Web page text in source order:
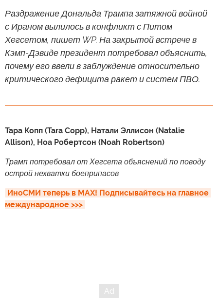
Раздражение Дональда Трампа затяжной войной
с Ираном вылилось в конфликт с Питом
Хегсетом, пишет WP. На закрытой встрече в
Кэмп-Дэвиде президент потребовал объяснить,
почему его ввели в заблуждение относительно
критического дефицита ракет и систем ПВО.
Тара Копп (Tara Copp), Натали Эллисон (Natalie
Allison), Ноа Робертсон (Noah Robertson)
Трамп потребовал от Хегсета объяснений по поводу
острой нехватки боеприпасов
ИноСМИ теперь в MAX! Подписывайтесь на главное
международное >>>